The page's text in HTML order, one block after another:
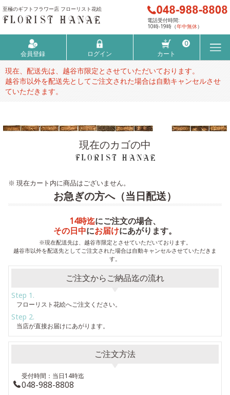
至極のギフトフラワー店 フローリスト花絵
電話受付時間:
10時-19時（年中無休）
会員登録 ログイン カート
0
現在、配送先は、越谷市限定とさせていただいております。
越谷市以外を配送先としてご注文された場合は自動キャンセルさせ
ていただきます。
現在のカゴの中
※ 現在カート内に商品はございません。
お急ぎの方へ（当日配送）
14時迄にご注文の場合、
その日中にお届けにあがります。
※現在配送先は、越谷市限定とさせていただいております。
越谷市以外を配送先としてご注文された場合は自動キャンセルさせていただきま
す。
ご注文からご納品迄の流れ
Step 1.
フローリスト花絵へご注文ください。
Step 2.
当店が直接お届けにあがります。
ご注文方法
受付時間：当日14時迄
048-988-8808